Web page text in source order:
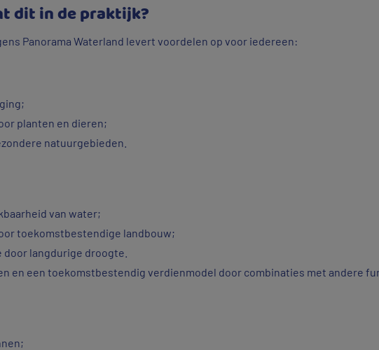
dit in de praktijk?
Panorama Waterland levert voordelen op voor iedereen:
planten en dieren;
natuurgebieden.
van water;
toekomstbestendige landbouw;
door langdurige droogte.
en een toekomstbestendig verdienmodel door combinaties met andere